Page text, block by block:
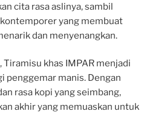
cita rasa aslinya, sambil
yang membuat
dan menyenangkan.
khas IMPAR menjadi
penggemar manis. Dengan
rasa kopi yang seimbang,
akhir yang memuaskan untuk